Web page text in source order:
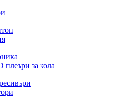
плеъри за кола